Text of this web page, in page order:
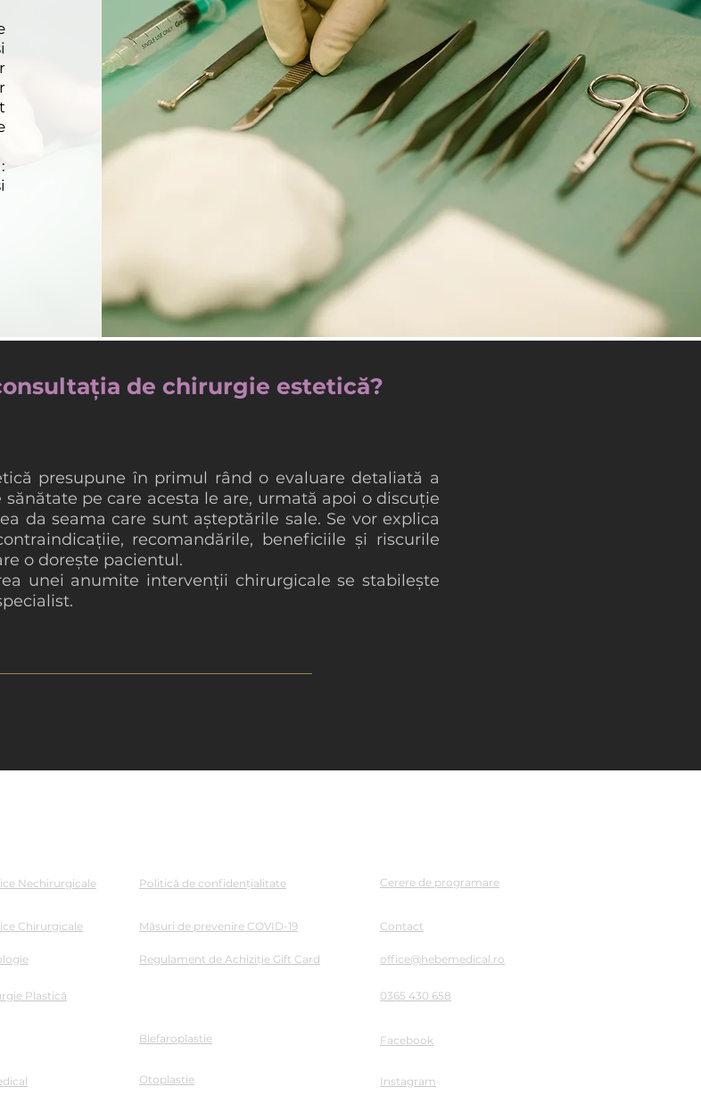
de chirurgie estetică?
presupune în primul rând o evaluare detaliată a
pe care acesta le are, urmată apoi o discuție
da seama care sunt aşteptările sale. Se vor explica
recomandările, beneficiile și riscurile
o doreşte pacientul.
unei anumite intervenții chirurgicale se stabilește
Nechirurgicale
Chirurgicale
Plastică
Politică de confidențialitate
Măsuri de prevenire COVID-19
Regulament de Achiziție Gift Card
Blefaroplastie
Otoplastie
Cerere de programare
Contact
office@hebemedical.ro
0365 430 658
Facebook
Instagram